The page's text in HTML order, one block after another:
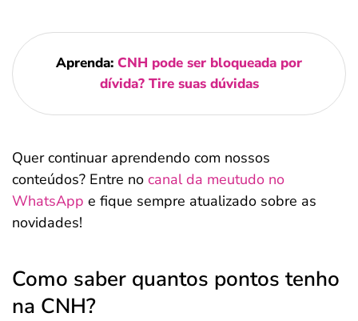
Aprenda: CNH pode ser bloqueada por
dívida? Tire suas dúvidas
Quer continuar aprendendo com nossos
conteúdos? Entre no canal da meutudo no
WhatsApp e fique sempre atualizado sobre as
novidades!
Como saber quantos pontos tenho
na CNH?